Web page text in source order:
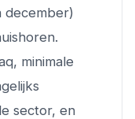
december)
minimale
sector, en